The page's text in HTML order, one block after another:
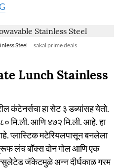
Steel sakal prime deals
Lunch Stainless
कंटेनर्सचा हा सेट ३ डब्यांसह येतो.
मि.ली. आणि ४७२ मि.ली. आहे. हा
प्लास्टिक मटेरियलपासून बनलेला
लंच बॉक्स दोन गोल आणि एक
जॅकेटमुळे अन्न दीर्घकाळ गरम